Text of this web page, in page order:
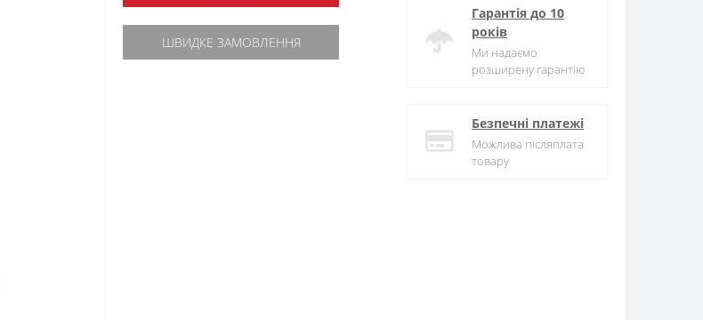
ШВИДКЕ ЗАМОВЛЕННЯ
Гарантія до 10
років
Ми надаємо
розширену гарантію
Безпечні платежі
Можлива післяплата
товару